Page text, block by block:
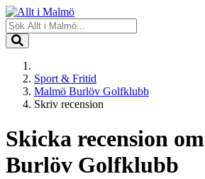
Sport & Fritid
Malmö Burlöv Golfklubb
Skriv recension
Skicka recension om
Burlöv Golfklubb